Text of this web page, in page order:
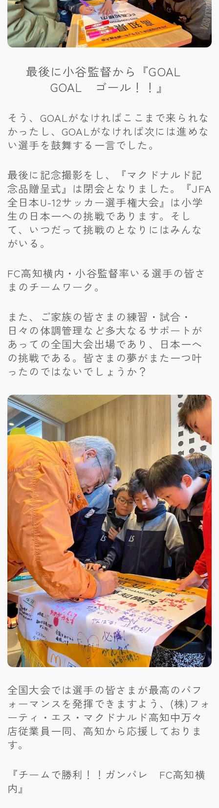
最後に小谷監督から『GOAL
GOAL ゴール！！』
そう、GOALがなければここまで来られな
かったし、GOALがなければ次には進めな
い選手を鼓舞する一言でした。
最後に記念撮影をし、『マクドナルド記
念品贈呈式』は閉会となりました。『JFA
全日本U-12サッカー選手権大会』は小学
生の日本一への挑戦であります。そし
て、いつだって挑戦のとなりにはみんな
がいる。
FC高知横内・小谷監督率いる選手の皆さ
まのチームワーク。
また、ご家族の皆さまの練習・試合・
日々の体調管理など多大なるサポートが
あっての全国大会出場であり、日本一へ
の挑戦である。皆さまの夢がまた一つ叶
ったのではないでしょうか？
全国大会では選手の皆さまが最高のパフ
ォーマンスを発揮できますよう、(株)フォ
ーティ・エス・マクドナルド高知中万々
店従業員一同、高知から応援しておりま
す。
『チームで勝利！！ガンバレ FC高知横
内』